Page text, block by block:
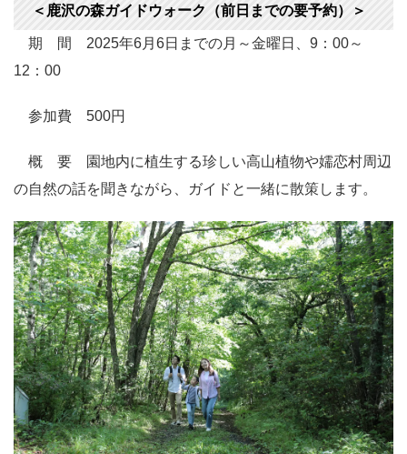
＜鹿沢の森ガイドウォーク（前日までの要予約）＞
期 間 2025年6月6日までの月～金曜日、9：00～
12：00
参加費 500円
概 要 園地内に植生する珍しい高山植物や嬬恋村周辺
の自然の話を聞きながら、ガイドと一緒に散策します。